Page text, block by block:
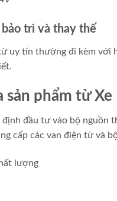
trì và thay thế
uy tín thường đi kèm với
sản phẩm từ
định đầu tư vào bộ nguồn
cấp các van điện từ và